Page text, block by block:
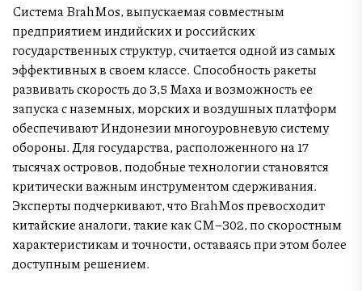
Система BrahMos, выпускаемая совместным
предприятием индийских и российских
государственных структур, считается одной из самых
эффективных в своем классе. Способность ракеты
развивать скорость до 3,5 Маха и возможность ее
запуска с наземных, морских и воздушных платформ
обеспечивают Индонезии многоуровневую систему
обороны. Для государства, расположенного на 17
тысячах островов, подобные технологии становятся
критически важным инструментом сдерживания.
Эксперты подчеркивают, что BrahMos превосходит
китайские аналоги, такие как CM–302, по скоростным
характеристикам и точности, оставаясь при этом более
доступным решением.